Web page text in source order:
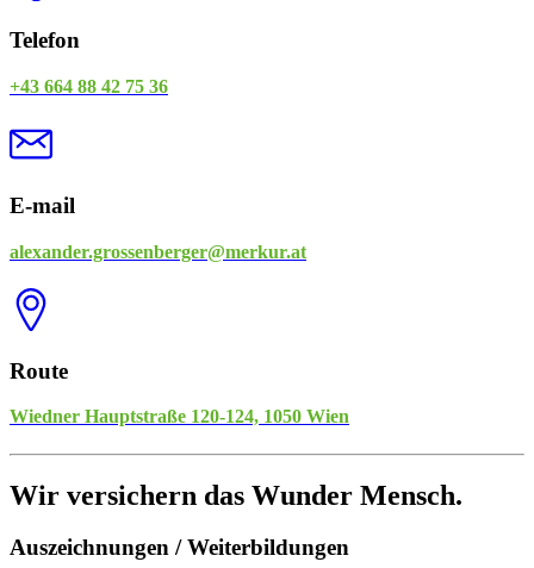
Telefon
+43 664 88 42 75 36
E-mail
alexander.grossenberger@merkur.at
Route
Wiedner Hauptstraße 120-124, 1050 Wien
Wir versichern das Wunder Mensch.
Auszeichnungen / Weiterbildungen